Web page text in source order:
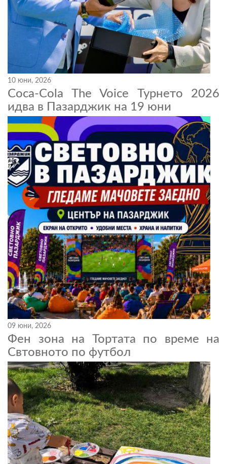
10 юни, 2026
Coca-Cola The Voice Турнето 2026
идва в Пазарджик на 19 юни
09 юни, 2026
Фен зона на Тортата по време на
Свтовното по футбол